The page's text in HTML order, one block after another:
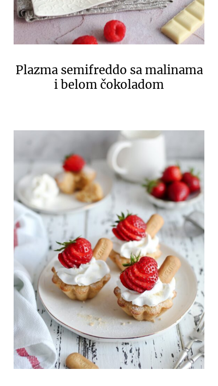
Plazma semifreddo sa malinama
i belom čokoladom